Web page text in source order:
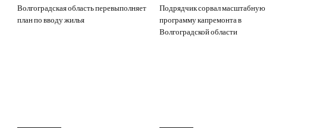
Волгоградская область перевыполняет
план по вводу жилья
Подрядчик сорвал масштабную
программу капремонта в
Волгоградской области